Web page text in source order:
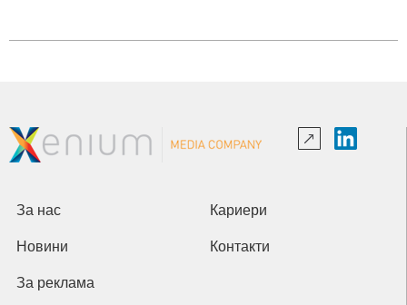
За нас Кариери
Новини Контакти
За реклама